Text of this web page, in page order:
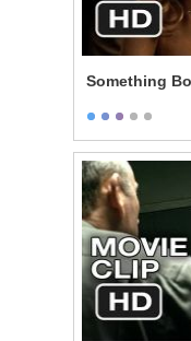
Something